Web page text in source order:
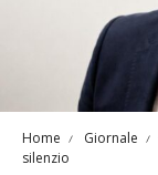
Home Giornale
silenzio